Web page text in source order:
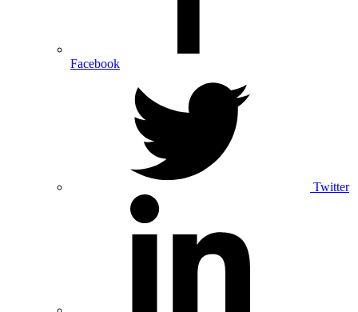
Facebook
Twitter